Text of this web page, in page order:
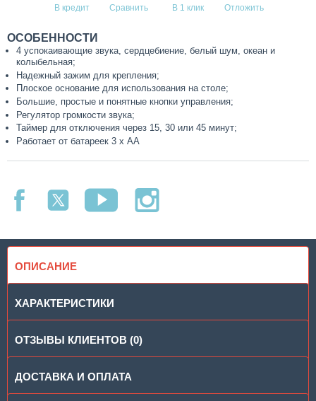
В кредит В 1 клик
ОСОБЕННОСТИ
4 успокаивающие звука, сердцебиение, белый шум, океан и
колыбельная;
Надежный зажим для крепления;
Плоское основание для использования на столе;
Большие, простые и понятные кнопки управления;
Регулятор громкости звука;
Таймер для отключения через 15, 30 или 45 минут;
Работает от батареек 3 х АА
ОПИСАНИЕ
ХАРАКТЕРИСТИКИ
ОТЗЫВЫ КЛИЕНТОВ (0)
ДОСТАВКА И ОПЛАТА